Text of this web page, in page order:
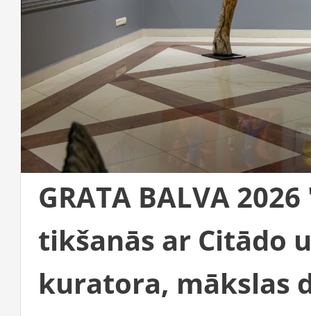
GRATA BALVA
tikšanās ar Citādo
kuratora, mākslas